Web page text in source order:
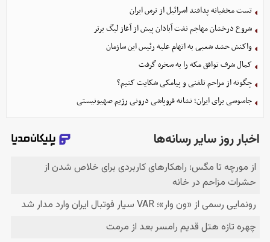
تست مخفیانه پدافند اسرائیل از ترس ایران
شروع درخشان مهاجم نفت آبادان پیش از آغاز لیگ برتر
واکنش حشد شعبی به اتهام‌ علیه رئیس این سازمان
کمال شرف توافق مکه را به سخره گرفت
چگونه از مزاحم تلفنی و پیامکی شکایت کنیم؟
جاسوسی برای ایران؛ نشانه فروپاشی درونی رژیم صهیونیستی